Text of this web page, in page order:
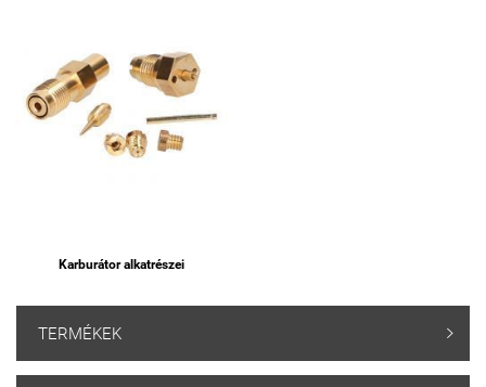
Karburátor alkatrészei
TERMÉKEK 